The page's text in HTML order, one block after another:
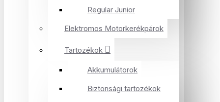
Regular Junior
Elektromos Motorkerékpárok
Tartozékok
Akkumulátorok
Biztonsági tartozékok